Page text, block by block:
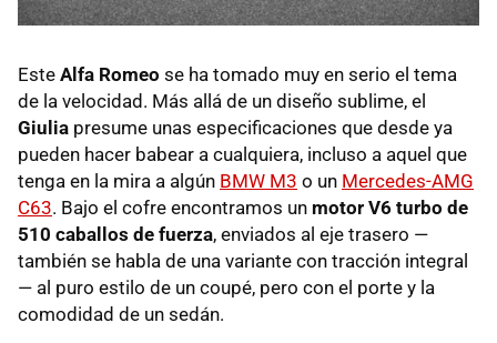
Este Alfa Romeo se ha tomado muy en serio el tema
de la velocidad. Más allá de un diseño sublime, el
Giulia presume unas especificaciones que desde ya
pueden hacer babear a cualquiera, incluso a aquel que
tenga en la mira a algún BMW M3 o un Mercedes-AMG
C63. Bajo el cofre encontramos un motor V6 turbo de
510 caballos de fuerza, enviados al eje trasero —
también se habla de una variante con tracción integral
— al puro estilo de un coupé, pero con el porte y la
comodidad de un sedán.